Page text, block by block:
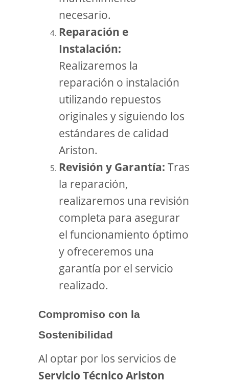
necesario.
Reparación e
Instalación:
Realizaremos la
reparación o instalación
utilizando repuestos
originales y siguiendo los
estándares de calidad
Ariston.
Revisión y Garantía: Tras
la reparación,
realizaremos una revisión
completa para asegurar
el funcionamiento óptimo
y ofreceremos una
garantía por el servicio
realizado.
Compromiso con la
Sostenibilidad
Al optar por los servicios de
Servicio Técnico Ariston